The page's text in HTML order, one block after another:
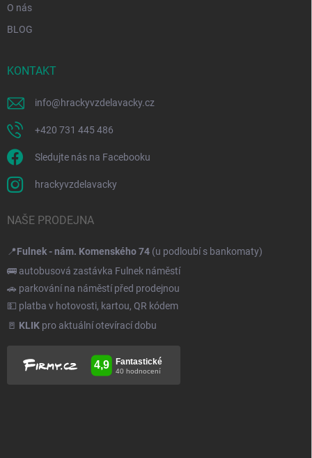
O nás
BLOG
KONTAKT
info@hrackyvzdelavacky.cz
+420 731 445 486
Sledujte nás na Facebooku
hrackyvzdelavacky
NAŠE PRODEJNA
📍Fulnek - nám. Komenského 74 (u podloubí s bankomaty)
🚌 autobusová zastávka Fulnek náměstí
🚗 parkování na náměstí před prodejnou
💵 platba v hotovosti, kartou, QR kódem
🚪 KLIK pro aktuální otevírací dobu